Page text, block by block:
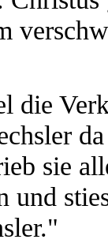
die
sie
und